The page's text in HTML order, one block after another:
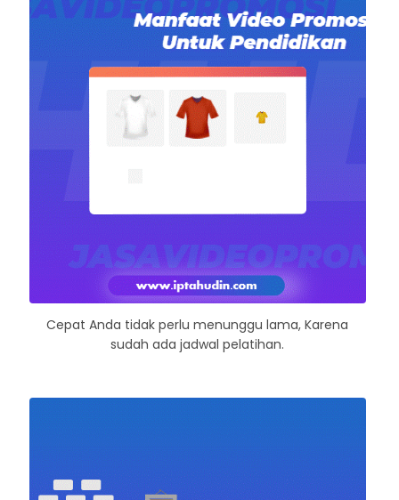
Cepat Anda tidak perlu menunggu lama, Karena
sudah ada jadwal pelatihan.